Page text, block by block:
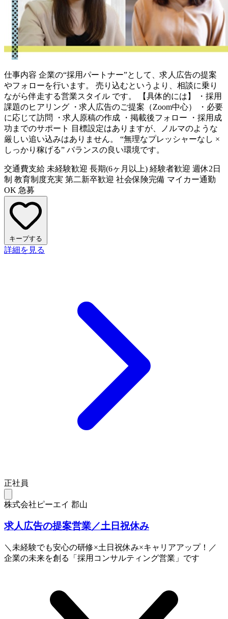
仕事内容 企業の“採用パートナー”として、求人広告の提案
やフォローを行います。 売り込むというより、相談に乗り
ながら伴走する営業スタイル です。 【具体的には】 ・採用
課題のヒアリング ・求人広告のご提案（Zoom中心） ・必要
に応じて訪問 ・求人原稿の作成 ・掲載後フォロー ・採用成
功までのサポート 目標設定はありますが、ノルマのような
厳しい追い込みはありません。 “無理なプレッシャーなし ×
しっかり稼げる” バランスの良い環境です。
交通費支給 未経験歓迎 長期(6ヶ月以上) 経験者歓迎 週休2日
制 教育制度充実 第二新卒歓迎 社会保険完備 マイカー通勤
OK 急募
キープする
詳細を見る
正社員
株式会社ピーエイ 郡山
求人広告の提案営業／土日祝休み
＼未経験でも安心の研修×土日祝休み×キャリアアップ！／
企業の未来を創る「採用コンサルティング営業」です